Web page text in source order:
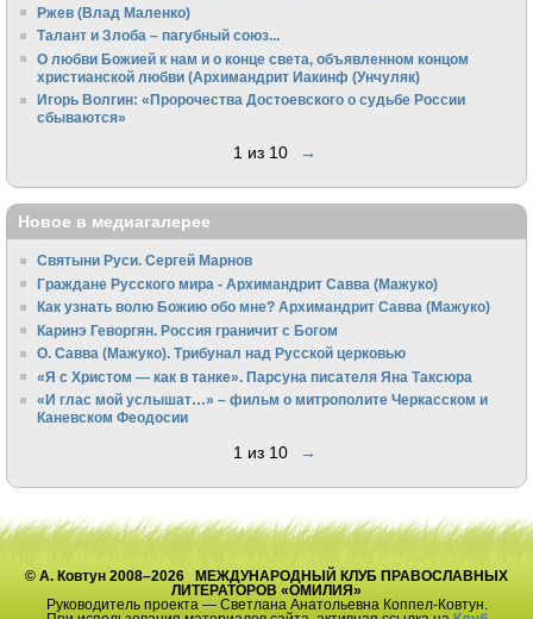
Ржев (Влад Маленко)
Талант и Злоба – пагубный союз...
О любви Божией к нам и о конце света, объявленном концом
христианской любви (Архимандрит Иакинф (Унчуляк)
Игорь Волгин: «Пророчества Достоевского о судьбе России
сбываются»
1 из 10 →
Новое в медиагалерее
Святыни Руси. Сергей Марнов
Граждане Русского мира - Архимандрит Савва (Мажуко)
Как узнать волю Божию обо мне? Архимандрит Савва (Мажуко)
Каринэ Геворгян. Россия граничит с Богом
О. Савва (Мажуко). Трибунал над Русской церковью
«Я с Христом — как в танке». Парсуна писателя Яна Таксюра
«И глас мой услышат…» – фильм о митрополите Черкасском и
Каневском Феодосии
1 из 10 →
© А. Ковтун 2008–2026 МЕЖДУНАРОДНЫЙ КЛУБ ПРАВОСЛАВНЫХ
ЛИТЕРАТОРОВ «ОМИЛИЯ»
Руководитель проекта — Светлана Анатольевна Коппел-Ковтун.